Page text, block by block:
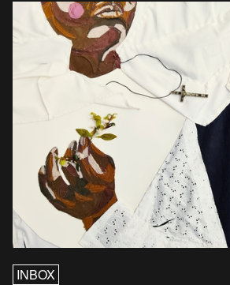
INBOX